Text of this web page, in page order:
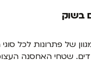
בשוק
של פתרונות לכל
שטחי האחסנה